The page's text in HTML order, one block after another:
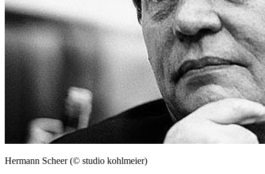
Hermann Scheer (© studio kohlmeier)